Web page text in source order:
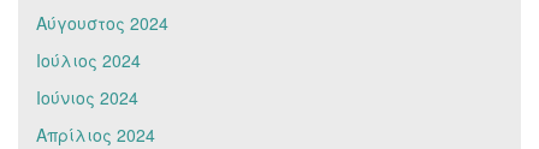
Αύγουστος 2024
Ιούλιος 2024
Ιούνιος 2024
Απρίλιος 2024